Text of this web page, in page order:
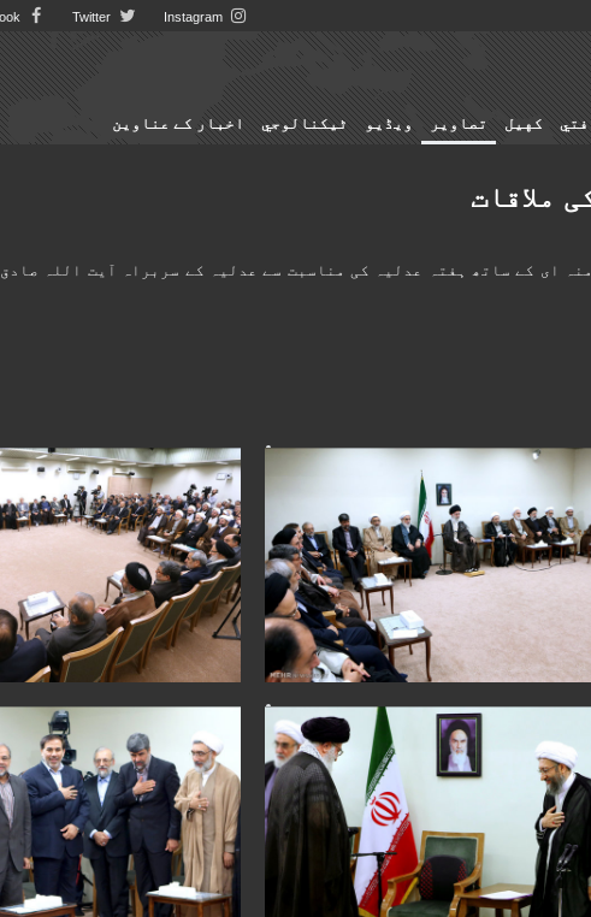
Instagram
کهيل تصاوير ویڈیو ٹيكنالوجي اخبار کے عناوین
ملاقات
ای کے ساتھ ہفتہ عدلیہ کی مناسبت سے عدلیہ کے سربراہ آیت اللہ صادق